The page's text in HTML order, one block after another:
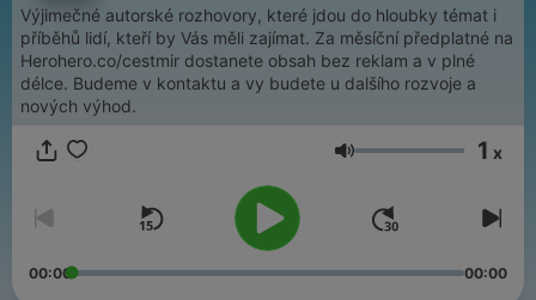
neříkat
Výjimečné autorské rozhovory, které jdou do hloubky témat i
příběhů lidí, kteří by Vás měli zajímat. Za měsíční předplatné na
Herohero.co/cestmir dostanete obsah bez reklam a v plné
délce. Budeme v kontaktu a vy budete u dalšího rozvoje a
nových výhod.
Volumen 1 x
00:00 00:00